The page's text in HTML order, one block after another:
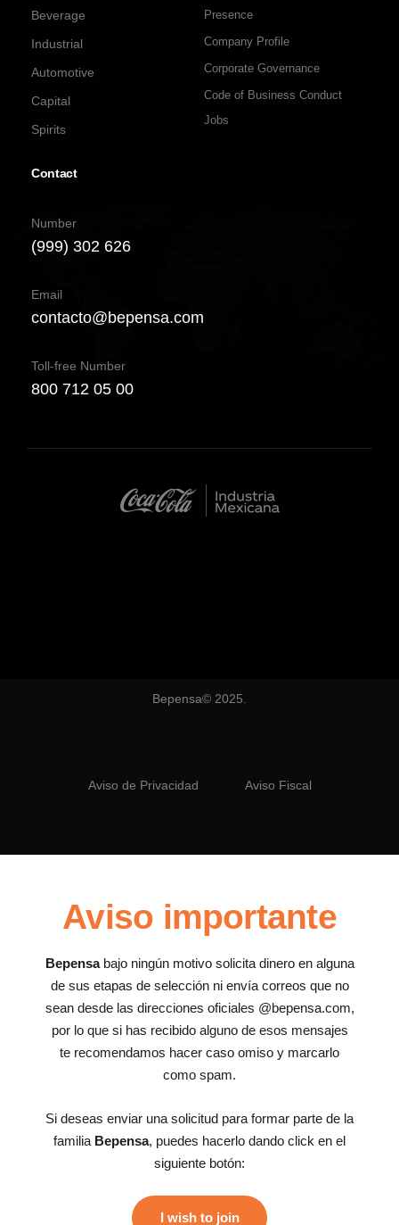
Beverage
Industrial
Automotive
Capital
Spirits
Presence
Company Profile
Corporate Governance
Code of Business Conduct
Jobs
Contact
Number
(999) 302 626
Email
contacto@bepensa.com
Toll-free Number
800 712 05 00
Bepensa© 2025.
Aviso de Privacidad Aviso Fiscal
Aviso importante
Bepensabajo ningún motivo solicita dinero en alguna
de sus etapas de selección ni envía correos que no
sean desde las direcciones oficiales @bepensa.com,
por lo que si has recibido alguno de esos mensajes
te recomendamos hacer caso omiso y marcarlo
como spam.
Si deseas enviar una solicitud para formar parte de la
familia Bepensa, puedes hacerlo dando click en el
siguiente botón:
I wish to join